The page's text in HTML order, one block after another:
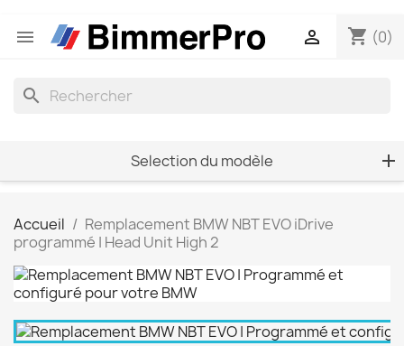
 shopping_cart (0)

search
Selection du modèle
Accueil
Remplacement BMW NBT EVO iDrive
programmé | Head Unit High 2